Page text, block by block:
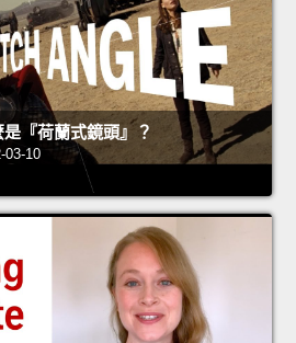
『荷蘭式鏡頭』？
03-10